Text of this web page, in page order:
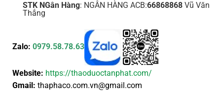
STK NGân Hàng: NGÂN HÀNG ACB:66868868Vũ Văn
Thắng
Zalo: 0979.58.78.63
Website: https://thaoduoctanphat.com/
Gmail: thaphaco.com.vn@gmail.com